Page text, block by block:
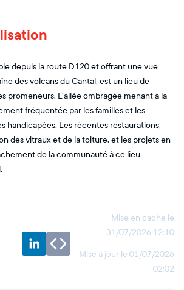
depuis la route D120 et offrant une vue
des volcans du Cantal, est un lieu de
promeneurs. L'allée ombragée menant à la
fréquentée par les familles et les
handicapées. Les récentes restaurations,
des vitraux et de la toiture, et les projets en
de la communauté à ce lieu
Mise en cache le
31/07/2026 12:10
Mise à jour le 01/07/2026
02:02